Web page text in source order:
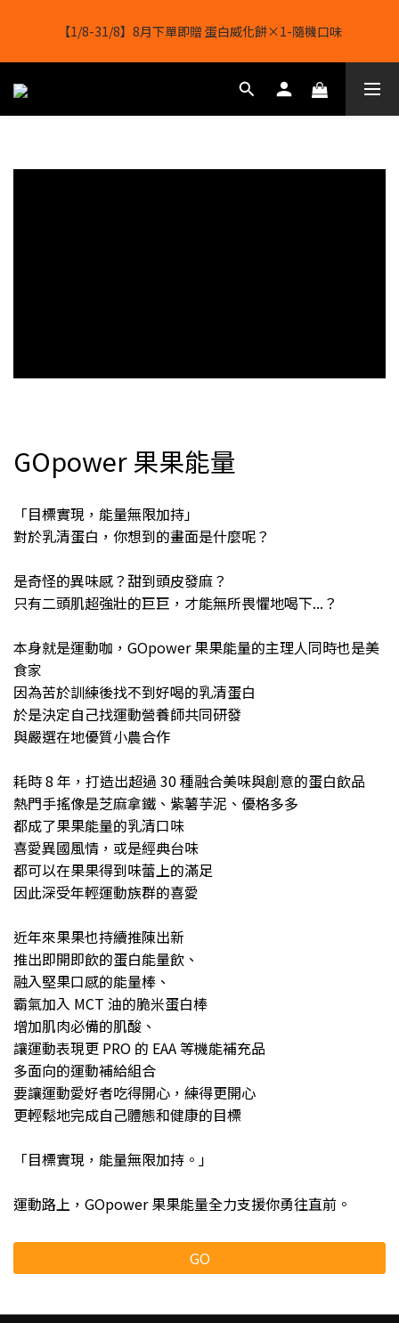
【1/8-31/8】8月下單即贈 蛋白威化餅×1-隨機口味
結帳輸入[gopowerhk]，可享全單*95折*，可與活動折扣疊加。
GOpower 果果能量
「目標實現，能量無限加持」
對於乳清蛋白，你想到的畫面是什麼呢？
是奇怪的異味感？甜到頭皮發麻？
只有二頭肌超強壯的巨巨，才能無所畏懼地喝下...？
本身就是運動咖，GOpower 果果能量的主理人同時也是美
食家
因為苦於訓練後找不到好喝的乳清蛋白
於是決定自己找運動營養師共同研發
與嚴選在地優質小農合作
耗時 8 年，打造出超過 30 種融合美味與創意的蛋白飲品
熱門手搖像是芝麻拿鐵、紫薯芋泥、優格多多
都成了果果能量的乳清口味
喜愛異國風情，或是經典台味
都可以在果果得到味蕾上的滿足
因此深受年輕運動族群的喜愛
近年來果果也持續推陳出新
推出即開即飲的蛋白能量飲、
融入堅果口感的能量棒、
霸氣加入 MCT 油的脆米蛋白棒
增加肌肉必備的肌酸、
讓運動表現更 PRO 的 EAA 等機能補充品
多面向的運動補給組合
要讓運動愛好者吃得開心，練得更開心
更輕鬆地完成自己體態和健康的目標
「目標實現，能量無限加持。」
運動路上，GOpower 果果能量全力支援你勇往直前。
GO